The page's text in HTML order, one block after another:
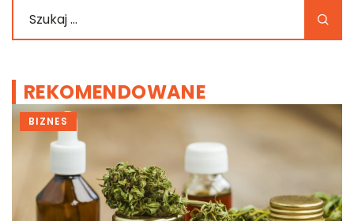
REKOMENDOWANE
BIZNES